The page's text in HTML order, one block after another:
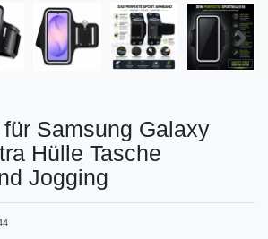
Samsung Galaxy
Hülle Tasche
Jogging